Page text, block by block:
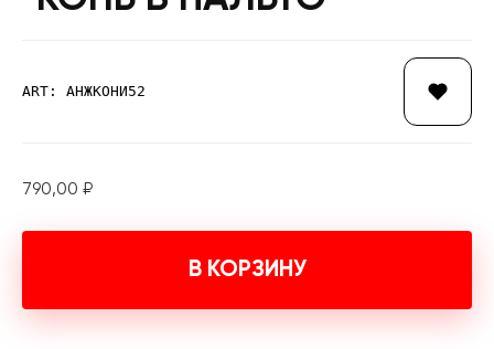
ART: АНЖКОНИ52
790,00 ₽
В КОРЗИНУ